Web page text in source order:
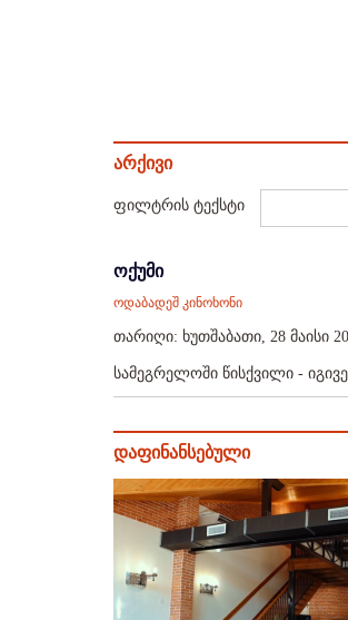
არქივი
ფილტრის ტექსტი
ოქუმი
ოდაბადეშ კინოხონი
თარიღი: ხუთშაბათი, 28 მაისი
სამეგრელოში წისქვილი -
დაფინანსებული